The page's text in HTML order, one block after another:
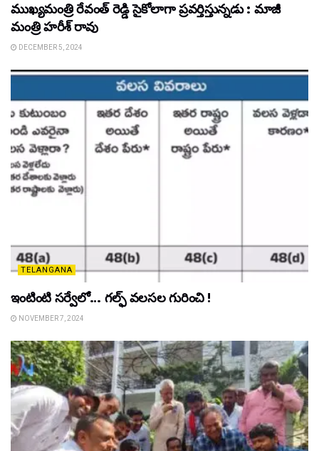
ముఖ్యమంత్రి రేవంత్ రెడ్డి సైకోలాగా ప్రవర్తిస్తున్నడు : మాజీ
మంత్రి హరీశ్ రావు
DECEMBER 5, 2024
TELANGANA
ఇంటింటి సర్వేలో… గల్ఫ్ వలసల గురించి !
NOVEMBER 7, 2024